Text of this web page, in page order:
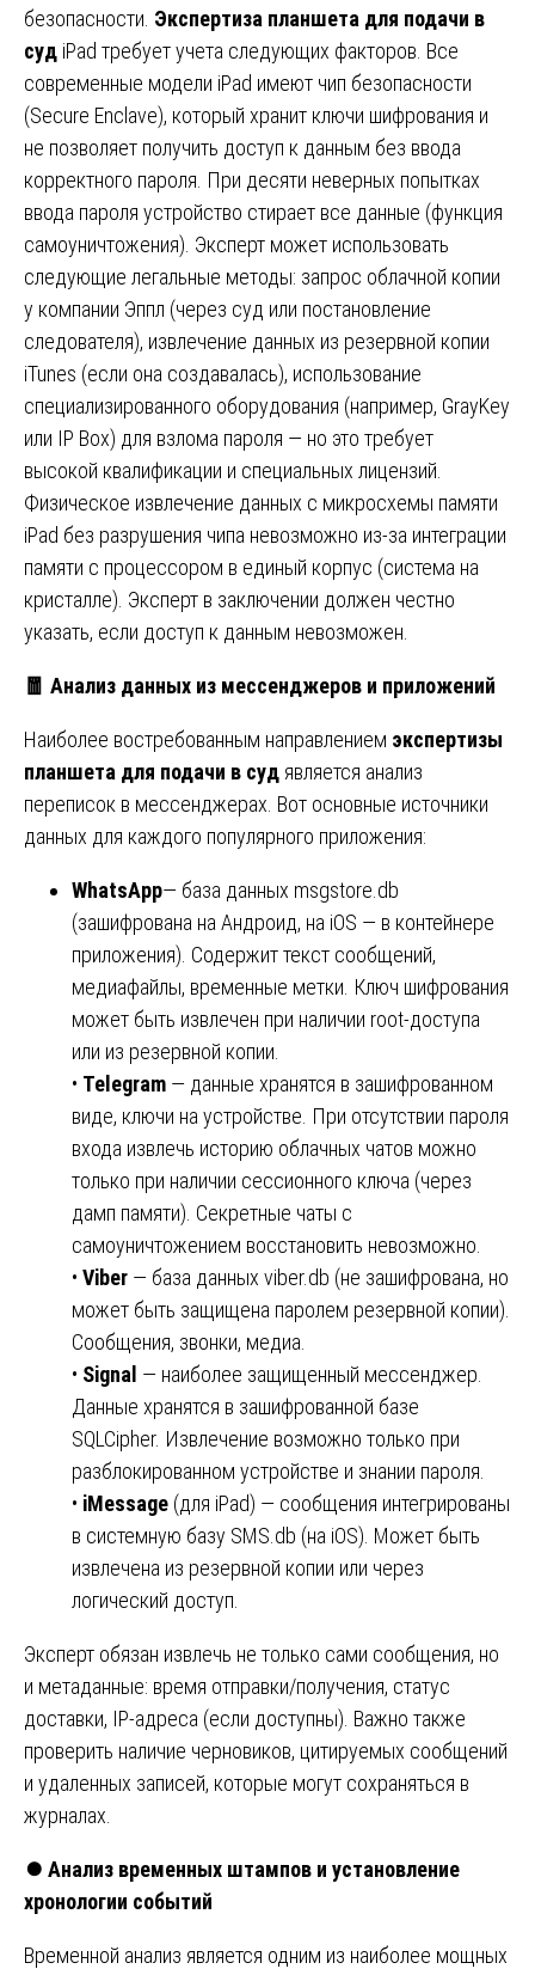
безопасности. Экспертиза планшета для подачи в
суд iPad требует учета следующих факторов. Все
современные модели iPad имеют чип безопасности
(Secure Enclave), который хранит ключи шифрования и
не позволяет получить доступ к данным без ввода
корректного пароля. При десяти неверных попытках
ввода пароля устройство стирает все данные (функция
самоуничтожения). Эксперт может использовать
следующие легальные методы: запрос облачной копии
у компании Эппл (через суд или постановление
следователя), извлечение данных из резервной копии
iTunes (если она создавалась), использование
специализированного оборудования (например, GrayKey
или IP Box) для взлома пароля — но это требует
высокой квалификации и специальных лицензий.
Физическое извлечение данных с микросхемы памяти
iPad без разрушения чипа невозможно из-за интеграции
памяти с процессором в единый корпус (система на
кристалле). Эксперт в заключении должен честно
указать, если доступ к данным невозможен.
🧧 Анализ данных из мессенджеров и приложений
Наиболее востребованным направлением экспертизы
планшета для подачи в суд является анализ
переписок в мессенджерах. Вот основные источники
данных для каждого популярного приложения:
WhatsApp— база данных msgstore.db
(зашифрована на Андроид, на iOS — в контейнере
приложения). Содержит текст сообщений,
медиафайлы, временные метки. Ключ шифрования
может быть извлечен при наличии root-доступа
или из резервной копии.
• Telegram — данные хранятся в зашифрованном
виде, ключи на устройстве. При отсутствии пароля
входа извлечь историю облачных чатов можно
только при наличии сессионного ключа (через
дамп памяти). Секретные чаты с
самоуничтожением восстановить невозможно.
• Viber — база данных viber.db (не зашифрована, но
может быть защищена паролем резервной копии).
Сообщения, звонки, медиа.
• Signal — наиболее защищенный мессенджер.
Данные хранятся в зашифрованной базе
SQLCipher. Извлечение возможно только при
разблокированном устройстве и знании пароля.
• iMessage (для iPad) — сообщения интегрированы
в системную базу SMS.db (на iOS). Может быть
извлечена из резервной копии или через
логический доступ.
Эксперт обязан извлечь не только сами сообщения, но
и метаданные: время отправки/получения, статус
доставки, IP-адреса (если доступны). Важно также
проверить наличие черновиков, цитируемых сообщений
и удаленных записей, которые могут сохраняться в
журналах.
⏺️ Анализ временных штампов и установление
хронологии событий
Временной анализ является одним из наиболее мощных